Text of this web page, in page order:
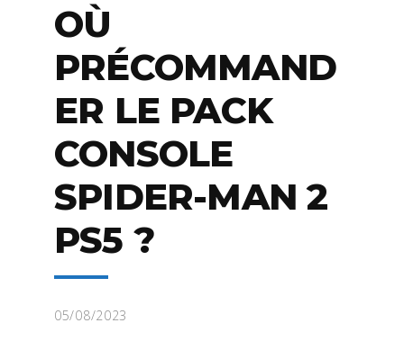
OÙ
PRÉCOMMAND
ER LE PACK
CONSOLE
SPIDER-MAN 2
PS5 ?
05/08/2023